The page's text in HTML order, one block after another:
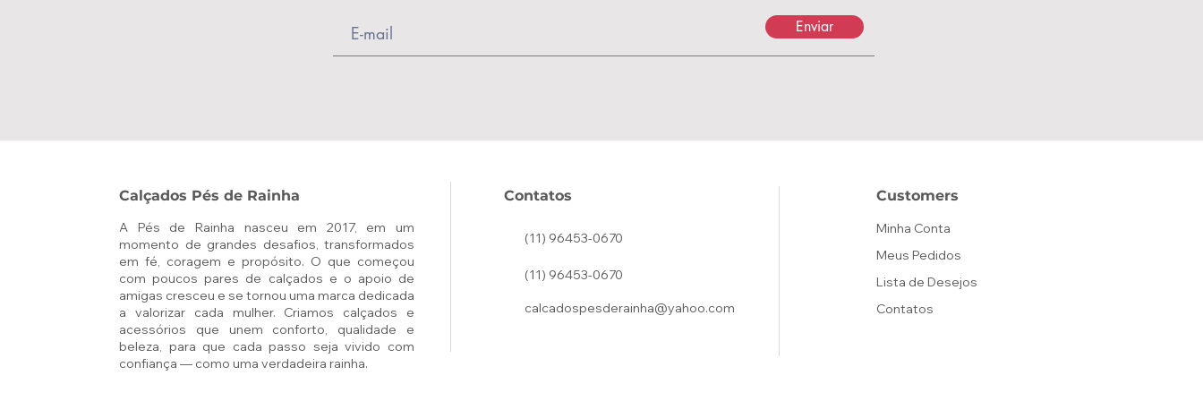
Enviar
Calçados Pés de Rainha
A Pés de Rainha nasceu em 2017, em um
momento de grandes desafios, transformados
em fé, coragem e propósito. O que começou
com poucos pares de calçados e o apoio de
amigas cresceu e se tornou uma marca dedicada
a valorizar cada mulher. Criamos calçados e
acessórios que unem conforto, qualidade e
beleza, para que cada passo seja vivido com
confiança — como uma verdadeira rainha.
Contatos
(11) 96453-0670
(11) 96453-0670
calcadospesderainha@yahoo.com
Customers
Minha Conta
Meus Pedidos
Lista de Desejos
Contatos